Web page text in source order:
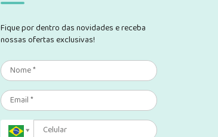
Fique por dentro das novidades e receba
nossas ofertas exclusivas!